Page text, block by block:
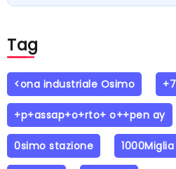
Tag
<ona industriale Osimo
+p+assap+o+rto+ o++pen ay
0simo stazione 1000Miglia